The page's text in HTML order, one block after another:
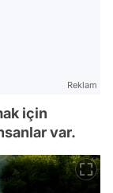
Reklam
için
var.